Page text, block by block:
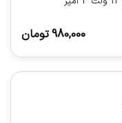
980,000تومان